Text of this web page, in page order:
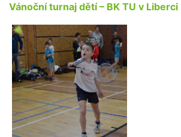
Vánoční turnaj dětí – BK TU v Liberci